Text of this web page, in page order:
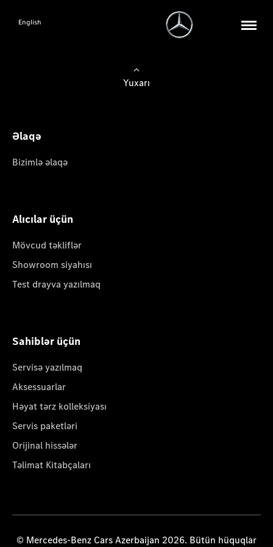
English
Yuxarı
Əlaqə
Bizimlə əlaqə
Alıcılar üçün
Mövcud təkliflər
Showroom siyahısı
Test drayva yazılmaq
Sahiblər üçün
Servisə yazılmaq
Aksessuarlar
Həyat tərz kolleksiyası
Servis paketləri
Orijinal hissələr
Təlimat Kitabçaları
© Mercedes-Benz Cars Azerbaijan 2026. Bütün hüquqlar